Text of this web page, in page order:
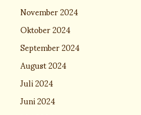
November 2024
Oktober 2024
September 2024
August 2024
Juli 2024
Juni 2024